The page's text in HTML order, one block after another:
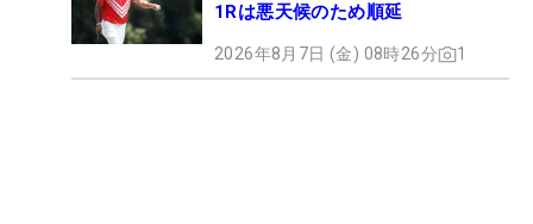
1Rは悪天候のため順延
2026年8月7日 (金) 08時26分 1